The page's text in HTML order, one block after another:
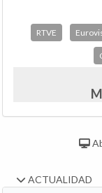
RTVE
ACTUALIDAD